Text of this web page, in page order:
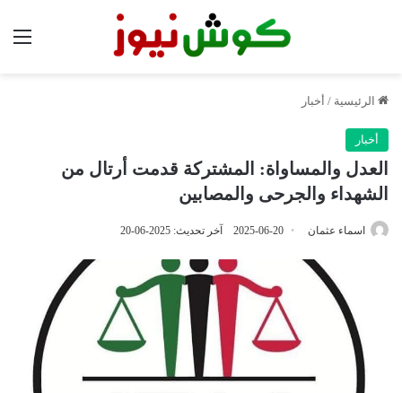
الرئيسية / أخبار
أخبار
العدل والمساواة: المشتركة قدمت أرتال من
الشهداء والجرحى والمصابين
اسماء عثمان 2025-06-20 آخر تحديث: 2025-06-20